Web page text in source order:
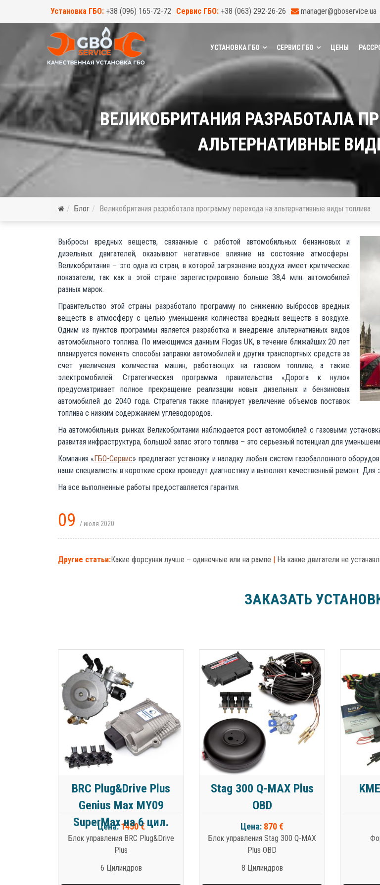
Установка ГБО: +38 (096) 165-72-72 Сервис ГБО: +38 (063) 292-26-26 manager@gboservice.ua
УСТАНОВКА ГБО СЕРВИС ГБО ЦЕНЫ
ВЕЛИКОБРИТАНИЯ РАЗРАБОТАЛА
АЛЬТЕРНАТИВНЫЕ
Блог Великобритания разработала программу перехода на альтернативные виды топлива
Выбросы вредных веществ, связанные с работой автомобильных бензиновых и
дизельных двигателей, оказывают негативное влияние на состояние атмосферы.
Великобритания – это одна из стран, в которой загрязнение воздуха имеет критические
показатели, так как в этой стране зарегистрировано больше 38,4 млн. автомобилей
разных марок.
Правительство этой страны разработало программу по снижению выбросов вредных
веществ в атмосферу с целью уменьшения количества вредных веществ в воздухе.
Одним из пунктов программы является разработка и внедрение альтернативных видов
автомобильного топлива. По имеющимся данным Flogas UK, в течение ближайших 20 лет
планируется поменять способы заправки автомобилей и других транспортных средств за
счет увеличения количества машин, работающих на газовом топливе, а также
электромобилей. Стратегическая программа правительства «Дорога к нулю»
предусматривает полное прекращение реализации новых дизельных и бензиновых
автомобилей до 2040 года. Стратегия также планирует увеличение объемов поставок
топлива с низким содержанием углеводородов.
На автомобильных рынках Великобритании наблюдается рост автомобилей с газовыми
развитая инфраструктура, большой запас этого топлива – это серьезный потенциал для
Компания «ГБО-Сервис» предлагает установку и наладку любых систем газобаллонного
наши специалисты в короткие сроки проведут диагностику и выполнят качественный ремонт.
На все выполненные работы предоставляется гарантия.
09 / июля 2020
Другие статьи:Какие форсунки лучше – одиночные или на рампе | На какие двигатели не
ЗАКАЗАТЬ
BRC Plug&Drive Plus
Genius Max MY09
SuperMax на 6 цил.
Цена:1450 €
Блок управления BRC Plug&Drive
Plus
6 Цилиндров
Stag 300 Q-MAX Plus
OBD
Цена: 870 €
Блок управления Stag 300 Q-MAX
Plus OBD
8 Цилиндров